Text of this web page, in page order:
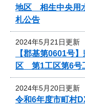
地区 相生中央用
札公告
2024年5月21日更新
【郡基第0601号
区 第1工区第6号
2024年5月20日更新
令和6年度市町村